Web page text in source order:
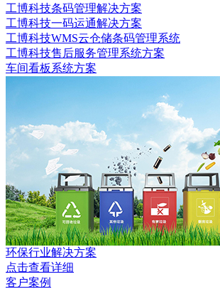
工博科技条码管理解决方案
工博科技一码运通解决方案
工博科技WMS云仓储条码管理系统
工博科技售后服务管理系统方案
车间看板系统方案
环保行业解决方案
点击查看详细
客户案例